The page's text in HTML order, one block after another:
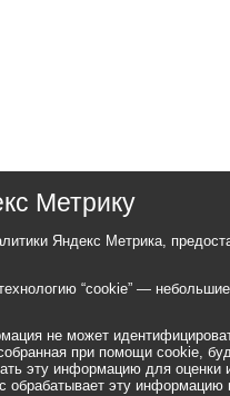
Метрику
Яндекс Метрика,
“cookie” —
не может
при помощи cookie,
эту информацию для оценки
обрабатывает эту